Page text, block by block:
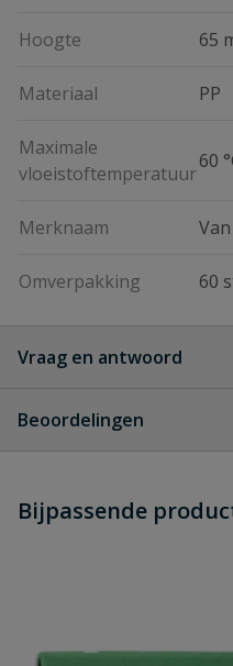
Hoogte 65
Materiaal PP
Maximale
vloeistoftemperatuur
60
Merknaam
Omverpakking 60
Vraag en antwoord
dit product?
Beoordelingen
Schrijf zelf een
Bijpassende